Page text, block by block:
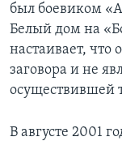
был боевиком
Белый дом на
настаивает, что
заговора и не
осуществившей
В августе 2001